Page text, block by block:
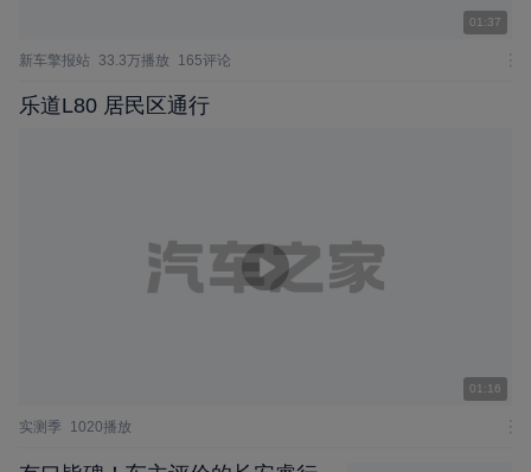
01:37
新车擎报站 33.3万播放 165评论
乐道L80 居民区通行
01:16
实测季 1020播放